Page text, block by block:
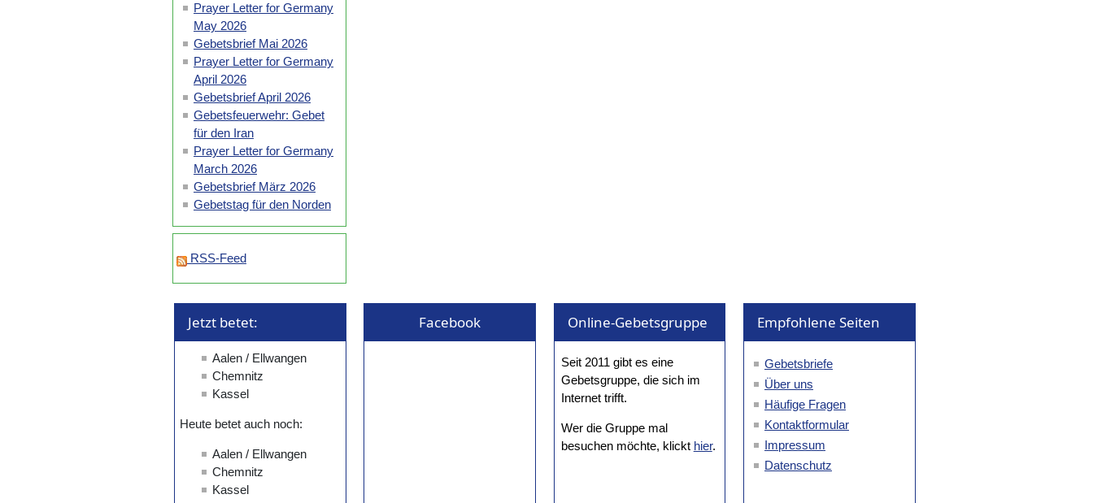
Prayer Letter for Germany
May 2026
Gebetsbrief Mai 2026
Prayer Letter for Germany
April 2026
Gebetsbrief April 2026
Gebetsfeuerwehr: Gebet
für den Iran
Prayer Letter for Germany
March 2026
Gebetsbrief März 2026
Gebetstag für den Norden
RSS-Feed
Jetzt betet: Facebook Online-Gebetsgruppe
Seit 2011 gibt es eine
Gebetsgruppe, die sich im
Internet trifft.
Wer die Gruppe mal
besuchen möchte, klickt hier.
Empfohlene Seiten
Gebetsbriefe
Über uns
Häufige Fragen
Kontaktformular
Impressum
Datenschutz